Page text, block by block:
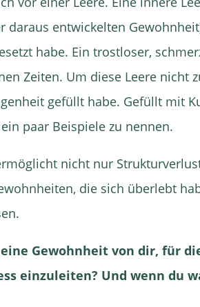
daraus entwickelten
habe. Ein trostloser,
Zeiten. Um diese Leere nicht
gefüllt habe. Gefüllt mit
paar Beispiele zu nennen.
nicht nur
die sich überlebt
Gewohnheit von dir, für
einzuleiten? Und wenn du